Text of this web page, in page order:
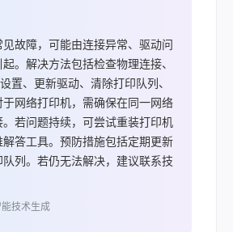
故障，可能由连接异常、驱动问
。解决方法包括检查物理连接、
置、更新驱动、清除打印队列、
网络打印机，需确保在同一网络
若问题持续，可尝试重装打印机
解答工具。预防措施包括定期更新
列。若仍无法解决，建议联系技
技术生成